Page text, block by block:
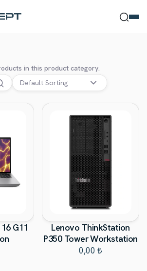
İstersin?
Kapat
in this product category.
Default Sorting
G11
Lenovo ThinkStation
P350 Tower Workstation
0,00 ₺